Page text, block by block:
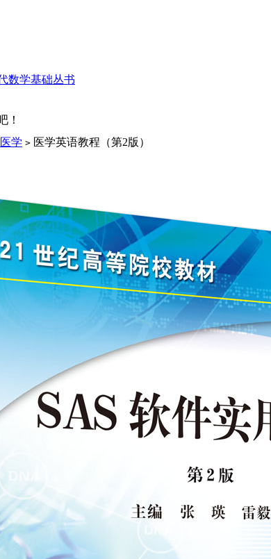
数学基础丛书
！
学 > 医学英语教程（第2版）